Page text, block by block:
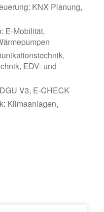
KNX Planung,
E-Mobilität,
,
, EDV- und
V3, E-CHECK
Klimaanlagen,